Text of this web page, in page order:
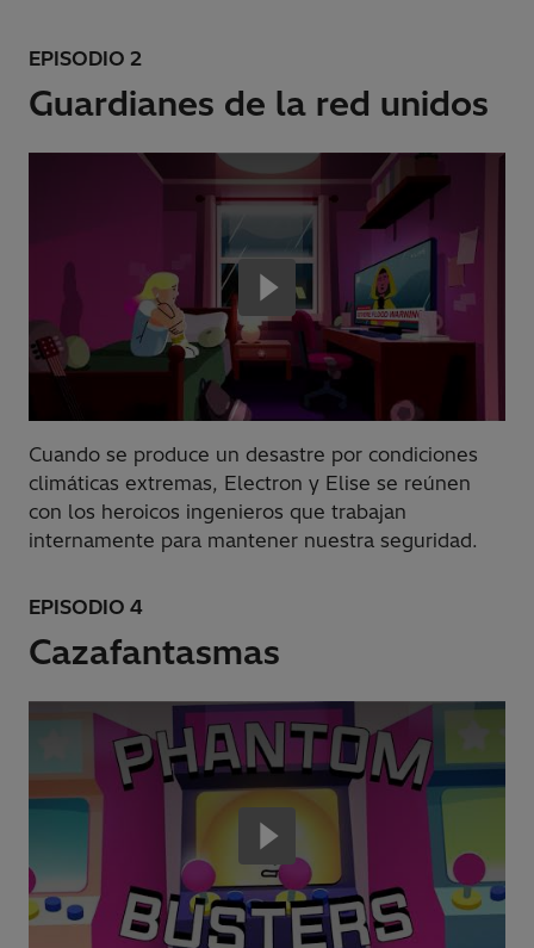
EPISODIO 2
Guardianes de la red unidos
Cuando se produce un desastre por condiciones
climáticas extremas, Electron y Elise se reúnen
con los heroicos ingenieros que trabajan
internamente para mantener nuestra seguridad.
EPISODIO 4
Cazafantasmas